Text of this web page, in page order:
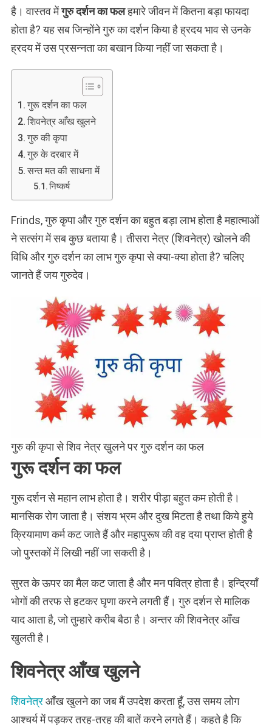
शिव
नेत्र
है। वास्तव मेंगुरु दर्शन का फलहमारे जीवन में कितना बड़ा फायदा
होता है? यह सब जिन्होंने गुरु का दर्शन किया है ह्रदय भाव से उनके
ह्रदय में उस प्रसन्नता का बखान किया नहीं जा सकता है।
गुरू दर्शन का फल
शिवनेत्र आँख खुलने
गुरु की कृपा
गुरु के दरबार में
सन्त मत की साधना में
निष्कर्ष
Frinds, गुरु कृपा और गुरु दर्शन का बहुत बड़ा लाभ होता है महात्माओं
ने सत्संग में सब कुछ बताया है। तीसरा नेत्र (शिवनेत्र) खोलने की
विधि और गुरु दर्शन का लाभ गुरु कृपा से क्या-क्या होता है? चलिए
जानते हैं जय गुरुदेव।
गुरु की कृपा से शिव नेत्र खुलने पर गुरु दर्शन का फल
गुरू दर्शन का फल
गुरू दर्शन से महान लाभ होता है। शरीर पीड़ा बहुत कम होती है।
मानसिक रोग जाता है। संशय भ्रम और दुख मिटता है तथा किये हुये
क्रियामाण कर्म कट जाते हैं और महापुरूष की वह दया प्राप्त होती है
जो पुस्तकों में लिखी नहीं जा सकती है।
सुरत के ऊपर का मैल कट जाता है और मन पवित्र होता है। इन्द्रियाँ
भोगों की तरफ से हटकर घृणा करने लगती हैं। गुरु दर्शन से मालिक
याद आता है, जो तुम्हारे करीब बैठा है। अन्तर की शिवनेत्र आँख
खुलती है।
शिवनेत्र आँख खुलने
शिवनेत्रआँख खुलने का जब मैं उपदेश करता हूँ, उस समय लोग
आश्चर्य में पड़कर तरह-तरह की बातें करने लगते हैं। कहते है कि